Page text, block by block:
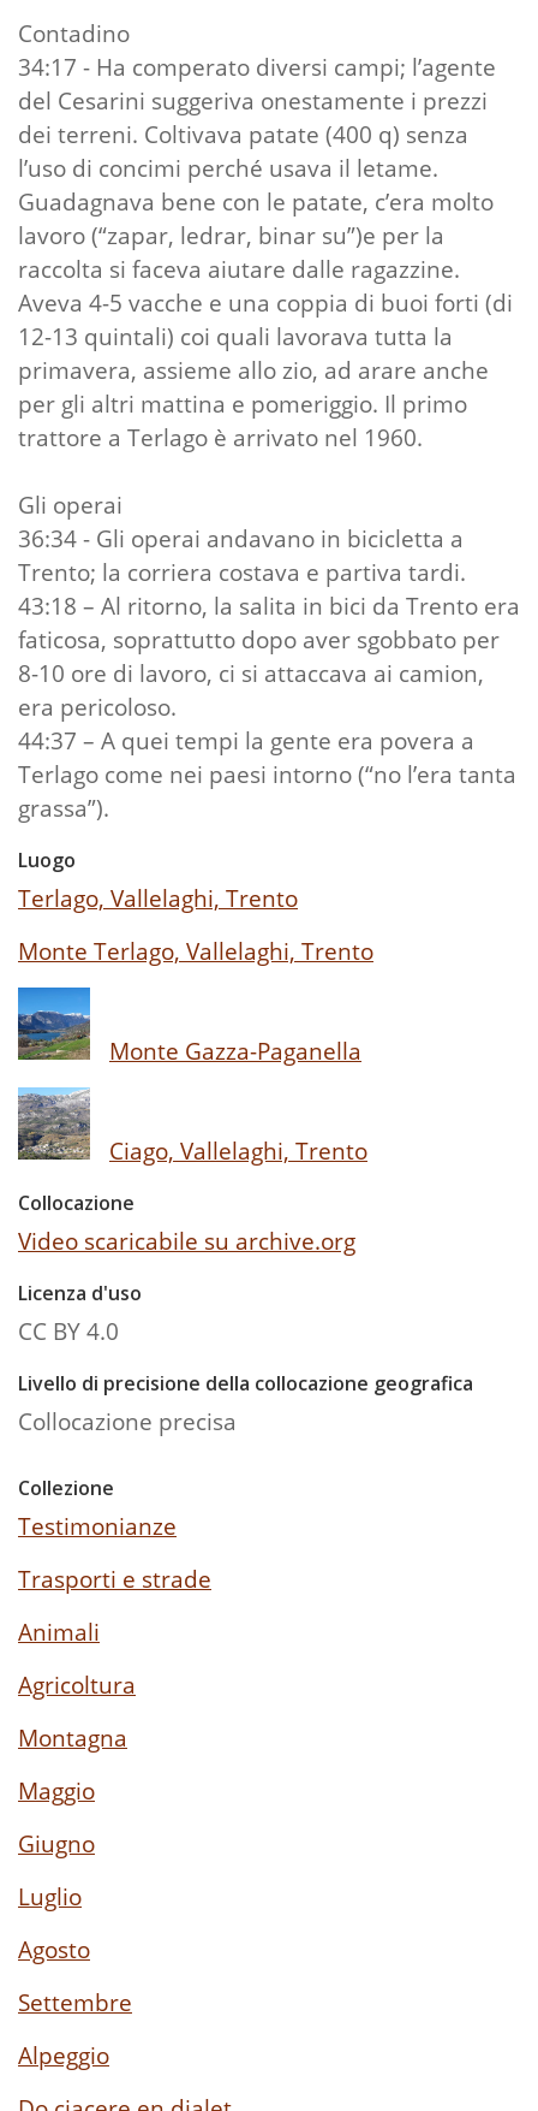
Contadino
34:17 - Ha comperato diversi campi; l’agente
del Cesarini suggeriva onestamente i prezzi
dei terreni. Coltivava patate (400 q) senza
l’uso di concimi perché usava il letame.
Guadagnava bene con le patate, c’era molto
lavoro (“zapar, ledrar, binar su”)e per la
raccolta si faceva aiutare dalle ragazzine.
Aveva 4-5 vacche e una coppia di buoi forti (di
12-13 quintali) coi quali lavorava tutta la
primavera, assieme allo zio, ad arare anche
per gli altri mattina e pomeriggio. Il primo
trattore a Terlago è arrivato nel 1960.
Gli operai
36:34 - Gli operai andavano in bicicletta a
Trento; la corriera costava e partiva tardi.
43:18 – Al ritorno, la salita in bici da Trento era
faticosa, soprattutto dopo aver sgobbato per
8-10 ore di lavoro, ci si attaccava ai camion,
era pericoloso.
44:37 – A quei tempi la gente era povera a
Terlago come nei paesi intorno (“no l’era tanta
grassa”).
Luogo
Terlago, Vallelaghi, Trento
Monte Terlago, Vallelaghi, Trento
Monte Gazza-Paganella
Ciago, Vallelaghi, Trento
Collocazione
Video scaricabile su archive.org
Licenza d'uso
CC BY 4.0
Livello di precisione della collocazione geografica
Collocazione precisa
Collezione
Testimonianze
Trasporti e strade
Animali
Agricoltura
Montagna
Maggio
Giugno
Luglio
Agosto
Settembre
Alpeggio